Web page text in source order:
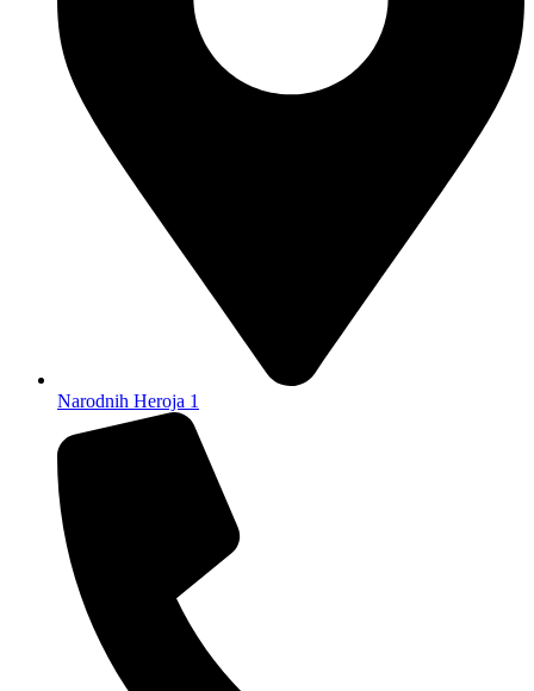
Narodnih Heroja 1